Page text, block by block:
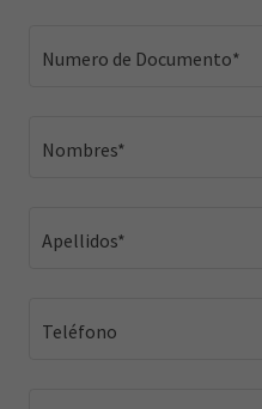
Numero de Documento*
Nombres*
Apellidos*
Teléfono